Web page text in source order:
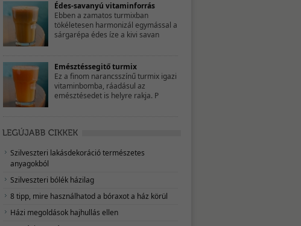
Édes-savanyú vitaminforrás
Ebben a zamatos turmixban
tökéletesen harmonizál egymással a
sárgarépa édes íze a kivi savan
Emésztéssegitő turmix
Ez a finom narancsszínű turmix igazi
vitaminbomba, ráadásul az
emésztésedet is helyre rakja. P
Szilveszteri lakásdekoráció természetes
anyagokból
Szilveszteri bólék házilag
8 tipp, mire használhatod a bóraxot a ház körül
Házi megoldások hajhullás ellen